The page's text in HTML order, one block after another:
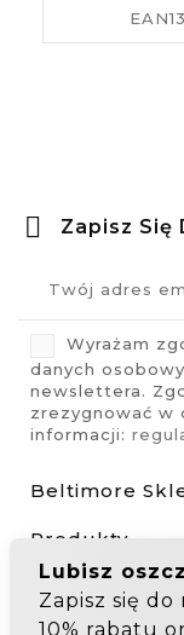
EAN13
Zapisz Się
Wyrażam
danych
newslettera.
zrezygnować w
informacji:
Beltimore
Produkty
Nasza Firma
Odstąp od